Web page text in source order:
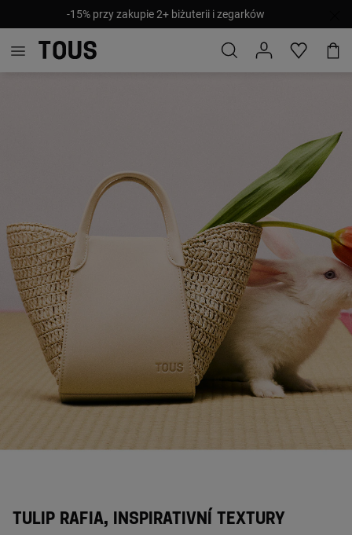
-15% przy zakupie 2+ biżuterii i zegarków
TULIP RAFIA, INSPIRATIVNÍ TEXTURY